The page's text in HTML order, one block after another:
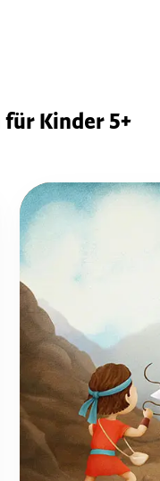
für Kinder 5+